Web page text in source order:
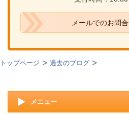
メールでのお問
トップページ 過去のブログ
メニュー